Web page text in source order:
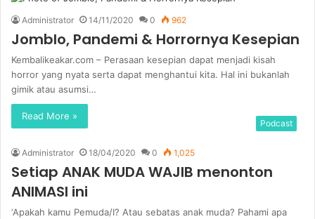
Administrator 14/11/2020 0 962
Jomblo, Pandemi & Horrornya Kesepian
Kembalikeakar.com – Perasaan kesepian dapat menjadi kisah
horror yang nyata serta dapat menghantui kita. Hal ini bukanlah
gimik atau asumsi…
Read More »
Podcast
Administrator 18/04/2020 0 1,025
Setiap ANAK MUDA WAJIB menonton
ANIMASI ini
‘Apakah kamu Pemuda/I? Atau sebatas anak muda? Pahami apa